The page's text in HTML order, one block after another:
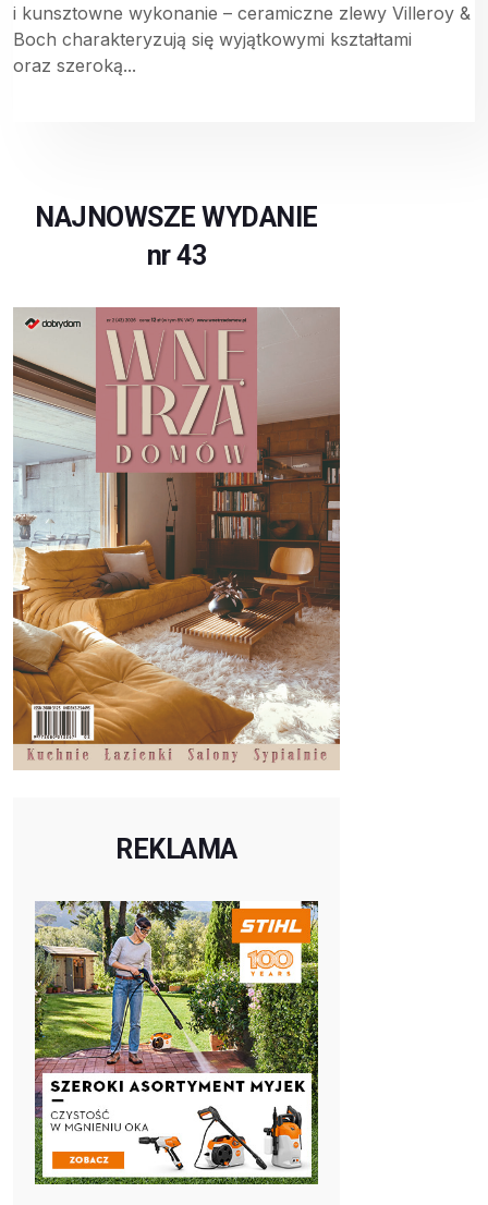
i kunsztowne wykonanie – ceramiczne zlewy Villeroy &
Boch charakteryzują się wyjątkowymi kształtami
oraz szeroką...
NAJNOWSZE WYDANIE
nr 43
REKLAMA